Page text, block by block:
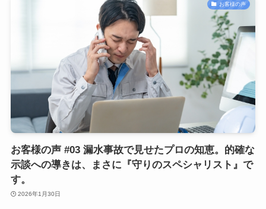
お客様の声
お客様の声 #03 漏水事故で見せたプロの知恵。的確な
示談への導きは、まさに『守りのスペシャリスト』で
す。
2026年1月30日